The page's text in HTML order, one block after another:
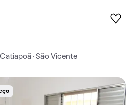
· São Vicente